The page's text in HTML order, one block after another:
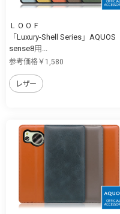
ＬＯＯＦ
「Luxury-Shell Series」AQUOS
sense8用...
参考価格￥1,580
レザー